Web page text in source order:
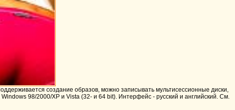
создание образов, можно записывать мультисессионные диски,
98/2000/XP и Vista (32- и 64 bit). Интерфейс - русский и английский. См.